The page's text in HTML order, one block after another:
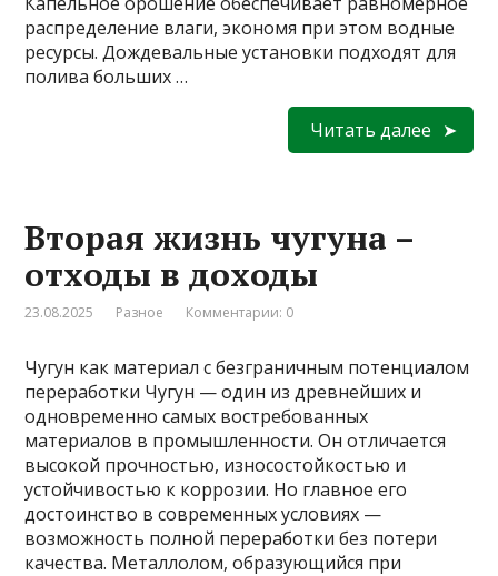
распределение влаги, экономя при этом водные
ресурсы. Дождевальные установки подходят для
полива больших …
Читать далее
Вторая жизнь чугуна –
отходы в доходы
23.08.2025 Разное Комментарии: 0
Чугун как материал с безграничным потенциалом
переработки Чугун — один из древнейших и
одновременно самых востребованных
материалов в промышленности. Он отличается
высокой прочностью, износостойкостью и
устойчивостью к коррозии. Но главное его
достоинство в современных условиях —
возможность полной переработки без потери
качества. Металлолом, образующийся при